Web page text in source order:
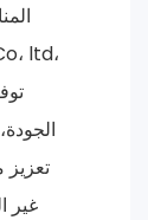
تعزيز
غير